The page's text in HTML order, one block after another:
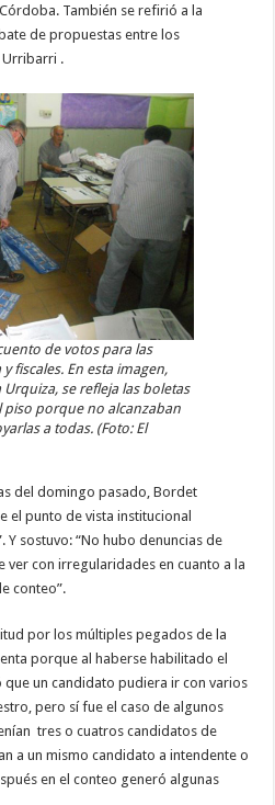
También se refirió a la
de propuestas entre los
Urribarri .
de votos para las
fiscales. En esta imagen,
se refleja las boletas
piso porque no alcanzaban
a todas. (Foto: El
del domingo pasado, Bordet
el punto de vista institucional
sostuvo: “No hubo denuncias de
ver con irregularidades en cuanto a la
conteo”.
por los múltiples pegados de la
porque al haberse habilitado el
un candidato pudiera ir con varios
pero sí fue el caso de algunos
tres o cuatros candidatos de
a un mismo candidato a intendente o
en el conteo generó algunas